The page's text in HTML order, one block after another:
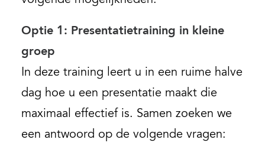
Optie 1: Presentatietraining in kleine
groep
In deze training leert u in een ruime halve
dag hoe u een presentatie maakt die
maximaal effectief is. Samen zoeken we
een antwoord op de volgende vragen: